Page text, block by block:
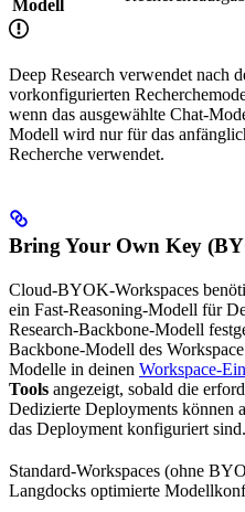
Modell
Deep Research verwendet nach
vorkonfigurierten
wenn das ausgewählte Chat-
Modell wird nur für das
Recherche verwendet.
Bring Your Own Key
Cloud-BYOK-Workspaces
ein Fast-Reasoning-Modell für
Research-Backbone-Modell
Backbone-Modell des
Modelle in deinen Workspace-
Tools angezeigt, sobald die
Dedizierte Deployments können
das Deployment konfiguriert sind.
Standard-Workspaces (ohne
Langdocks optimierte